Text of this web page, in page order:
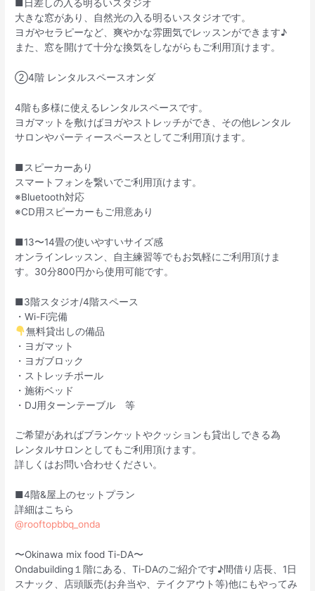
■日差しの入る明るいスタジオ
大きな窓があり、自然光の入る明るいスタジオです。
ヨガやセラピーなど、爽やかな雰囲気でレッスンができます♪
また、窓を開けて十分な換気をしながらもご利用頂けます。
②4階 レンタルスペースオンダ
4階も多様に使えるレンタルスペースです。
ヨガマットを敷けばヨガやストレッチができ、その他レンタル
サロンやパーティースペースとしてご利用頂けます。
■スピーカーあり
スマートフォンを繋いでご利用頂けます。
※Bluetooth対応
※CD用スピーカーもご用意あり
■13〜14畳の使いやすいサイズ感
オンラインレッスン、自主練習等でもお気軽にご利用頂けま
す。30分800円から使用可能です。
■3階スタジオ/4階スペース
・Wi-Fi完備
無料貸出しの備品
・ヨガマット
・ヨガブロック
・ストレッチポール
・施術ベッド
・DJ用ターンテーブル 等
ご希望があればブランケットやクッションも貸出しできる為
レンタルサロンとしてもご利用頂けます。
詳しくはお問い合わせください。
■4階&屋上のセットプラン
詳細はこちら
@rooftopbbq_onda
〜Okinawa mix food Ti-DA〜
Ondabuilding１階にある、Ti-DAのご紹介です♪間借り店長、1日
スナック、店頭販売(お弁当や、テイクアウト等)他にもやってみ